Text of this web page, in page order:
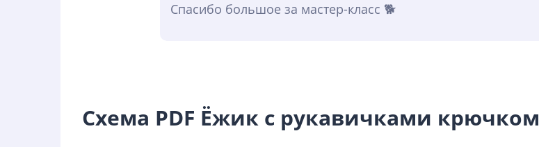
Спасибо большое за мастер-класс 🐕
Схема PDF Ёжик с рукавичками крючком